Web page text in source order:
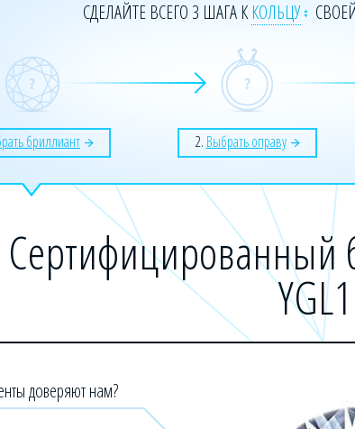
СДЕЛАЙТЕ ВСЕГО 3 ШАГА ККОЛЬЦУ
бриллиант 2. Выбрать оправу
Сертифицированный
доверяют нам?